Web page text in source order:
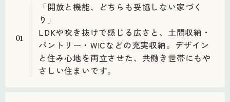
01
「開放と機能、どちらも妥協しない家づく
り」
LDKや吹き抜けで感じる広さと、土間収納・
パントリー・WICなどの充実収納。デザイン
と住み心地を両立させた、共働き世帯にもや
さしい住まいです。